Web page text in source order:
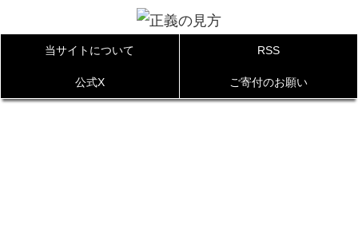
当サイトについて RSS
公式X ご寄付のお願い